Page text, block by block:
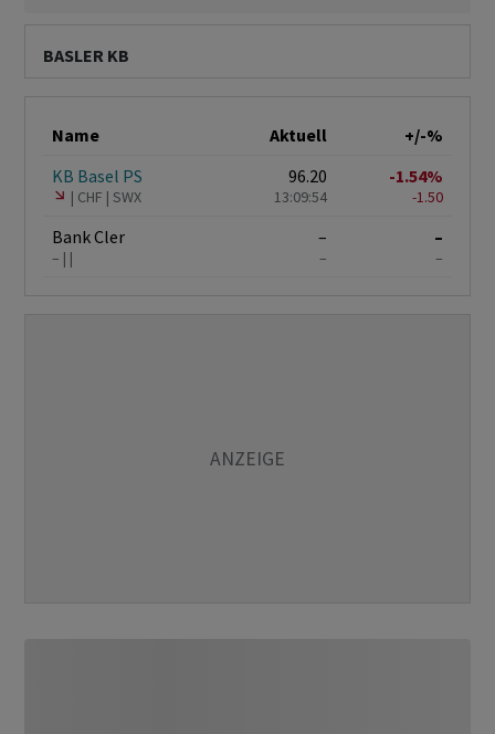
BASLER KB
Name Aktuell
+/-%
KB Basel PS
CHF SWX
96.20
13:09:54
-1.54%
-1.50
Bank Cler
–
–
–
–
–